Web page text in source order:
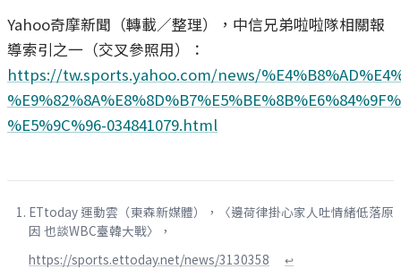
Yahoo奇摩新聞（轉載／整理），中信兄弟啦啦隊相關報
導索引之一（交叉參照用）：
https://tw.sports.yahoo.com/news/
%E5%9C%96-034841079.html
ETtoday 運動雲（東森新媒體），〈邊荷律掛心家人吐情緒低落原
因 也談WBC臺韓大戰〉，
https://sports.ettoday.net/news/3130358
↩